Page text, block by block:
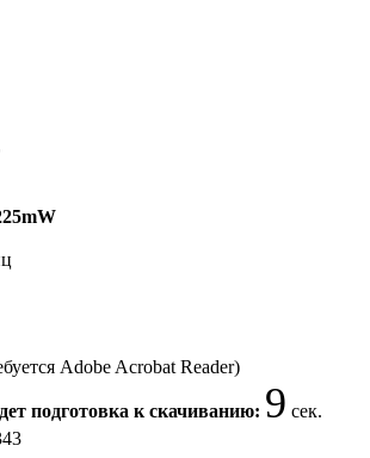
Adobe Acrobat Reader)
подготовка к скачиванию: 9 сек.